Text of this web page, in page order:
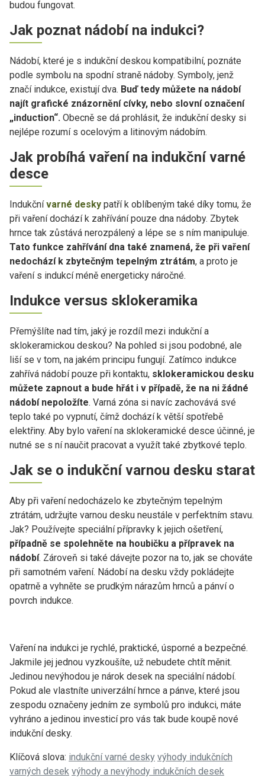
budou fungovat.
Jak poznat nádobí na indukci?
Nádobí, které je s indukční deskou kompatibilní, poznáte
podle symbolu na spodní straně nádoby. Symboly, jenž
značí indukce, existují dva. Buď tedy můžete na nádobí
najít grafické znázornění cívky, nebo slovní označení
„induction“. Obecně se dá prohlásit, že indukční desky si
nejlépe rozumí s ocelovým a litinovým nádobím.
Jak probíhá vaření na indukční varné
desce
Indukčnívarné desky patří k oblíbeným také díky tomu, že
při vaření dochází k zahřívání pouze dna nádoby. Zbytek
hrnce tak zůstává nerozpálený a lépe se s ním manipuluje.
Tato funkce zahřívání dna také znamená, že při vaření
nedochází k zbytečným tepelným ztrátám, a proto je
vaření s indukcí méně energeticky náročné.
Indukce versus sklokeramika
Přemýšlíte nad tím, jaký je rozdíl mezi indukční a
sklokeramickou deskou? Na pohled si jsou podobné, ale
liší se v tom, na jakém principu fungují. Zatímco indukce
zahřívá nádobí pouze při kontaktu, sklokeramickou desku
můžete zapnout a bude hřát i v případě, že na ni žádné
nádobí nepoložíte. Varná zóna si navíc zachovává své
teplo také po vypnutí, čímž dochází k větší spotřebě
elektřiny. Aby bylo vaření na sklokeramické desce účinné, je
nutné se s ní naučit pracovat a využít také zbytkové teplo.
Jak se o indukční varnou desku starat
Aby při vaření nedocházelo ke zbytečným tepelným
ztrátám, udržujte varnou desku neustále v perfektním stavu.
Jak? Používejte speciální přípravky k jejich ošetření,
případně se spolehněte na houbičku a přípravek na
nádobí. Zároveň si také dávejte pozor na to, jak se chováte
při samotném vaření. Nádobí na desku vždy pokládejte
opatrně a vyhněte se prudkým nárazům hrnců a pánví o
povrch indukce.
Vaření na indukci je rychlé, praktické, úsporné a bezpečné.
Jakmile jej jednou vyzkoušíte, už nebudete chtít měnit.
Jedinou nevýhodou je nárok desek na speciální nádobí.
Pokud ale vlastníte univerzální hrnce a pánve, které jsou
zespodu označeny jedním ze symbolů pro indukci, máte
vyhráno a jedinou investicí pro vás tak bude koupě nové
indukční desky.
Klíčová slova: indukční varné desky výhody indukčních
varných desek výhody a nevýhody indukčních desek